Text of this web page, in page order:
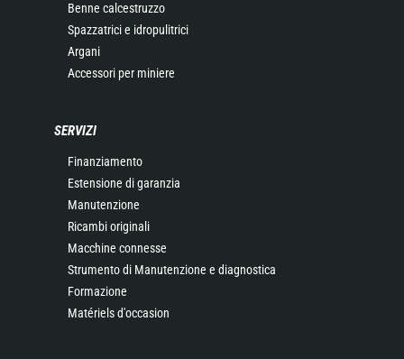
Benne calcestruzzo
Spazzatrici e idropulitrici
Argani
Accessori per miniere
SERVIZI
Finanziamento
Estensione di garanzia
Manutenzione
Ricambi originali
Macchine connesse
Strumento di Manutenzione e diagnostica
Formazione
Matériels d'occasion